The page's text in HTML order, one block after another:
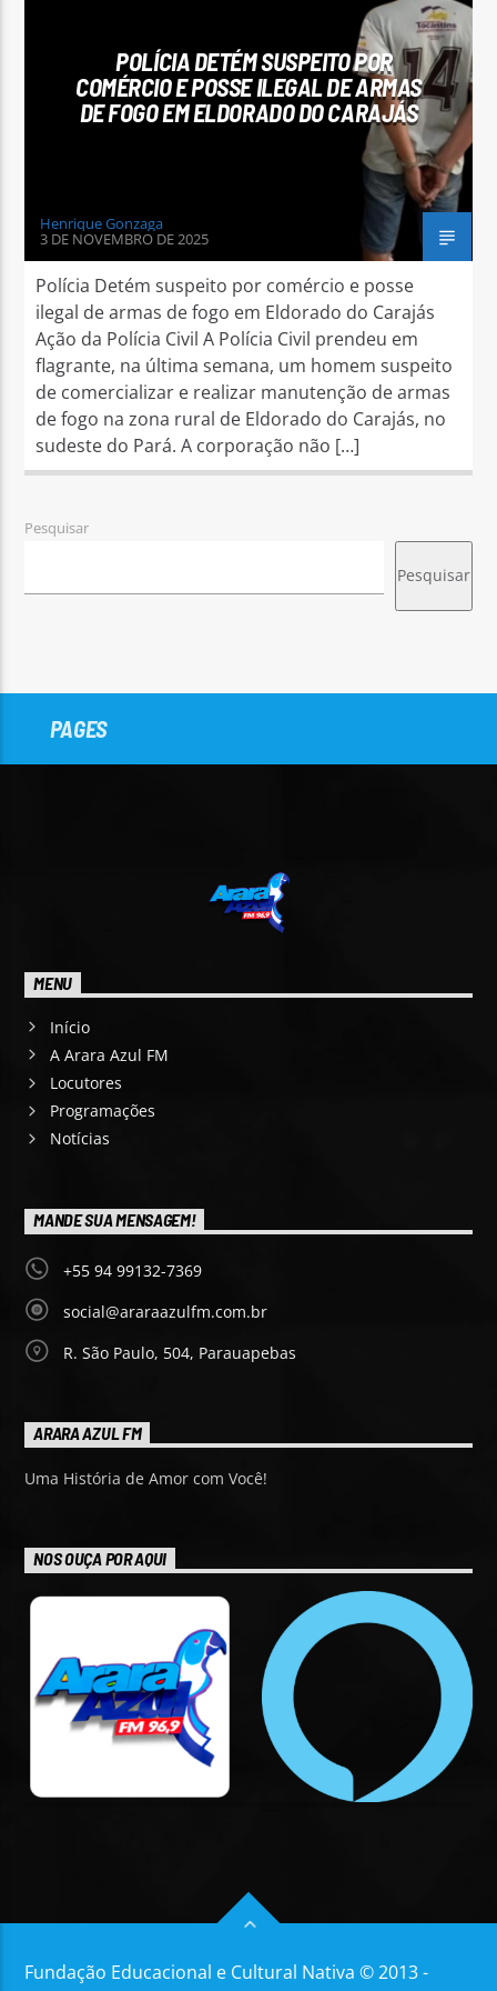
POLÍCIA DETÉM SUSPEITO POR
COMÉRCIO E POSSE ILEGAL DE ARMAS
DE FOGO EM ELDORADO DO CARAJÁS
Henrique Gonzaga
3 DE NOVEMBRO DE 2025
Polícia Detém suspeito por comércio e posse
ilegal de armas de fogo em Eldorado do Carajás
Ação da Polícia Civil A Polícia Civil prendeu em
flagrante, na última semana, um homem suspeito
de comercializar e realizar manutenção de armas
de fogo na zona rural de Eldorado do Carajás, no
sudeste do Pará. A corporação não […]
Pesquisar
Pesquisar
PAGES
MENU
Início
A Arara Azul FM
Locutores
Programações
Notícias
MANDE SUA MENSAGEM!
+55 94 99132-7369
social@araraazulfm.com.br
R. São Paulo, 504, Parauapebas
ARARA AZUL FM
Uma História de Amor com Você!
NOS OUÇA POR AQUI
Fundação Educacional e Cultural Nativa © 2013 -